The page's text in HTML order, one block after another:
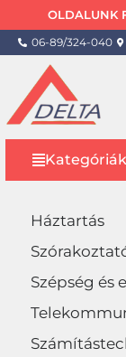
OLDALUNK
06-89/324-040
Kategóriák
Háztartás
Szépség és